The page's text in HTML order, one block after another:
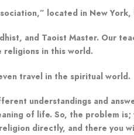
located in New York,
and Taoist Master. Our
religions in this world.
travel in the spiritual world.
understandings and
of life. So, the problem
directly, and there you